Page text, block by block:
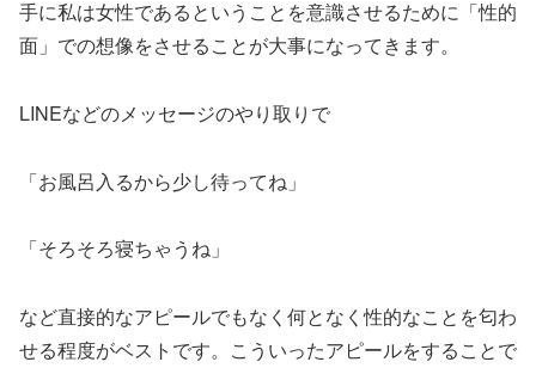
手に私は女性であるということを意識させるために「性的
面」での想像をさせることが大事になってきます。
LINEなどのメッセージのやり取りで
「お風呂入るから少し待ってね」
「そろそろ寝ちゃうね」
など直接的なアピールでもなく何となく性的なことを匂わ
せる程度がベストです。こういったアピールをすることで